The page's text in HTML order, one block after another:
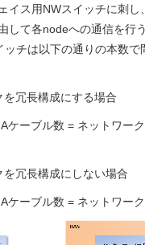
イス用NWスイッチに刺し
して各nodeへの通信を行
ッチは以下の通りの本数で
冗長構成にする場合
ケーブル数 = ネットワー
を冗長構成にしない場合
ケーブル数 = ネットワー